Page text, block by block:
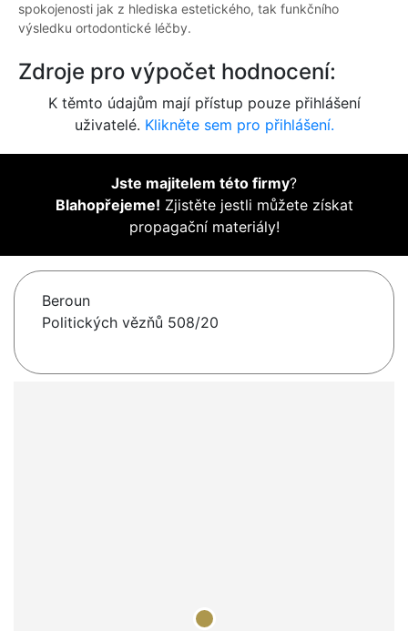
spokojenosti jak z hlediska estetického, tak funkčního
výsledku ortodontické léčby.
Zdroje pro výpočet hodnocení:
K těmto údajům mají přístup pouze přihlášení
uživatelé. Klikněte sem pro přihlášení.
Jste majitelem této firmy?
Blahopřejeme! Zjistěte jestli můžete získat
propagační materiály!
Beroun
Politických vězňů 508/20